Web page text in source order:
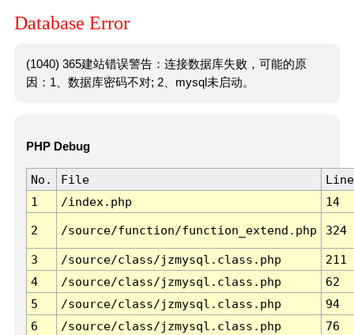
Database Error
(1040) 365建站错误警告：连接数据库失败，可能的原
因：1、数据库密码不对; 2、mysql未启动。
PHP Debug
No. File
Line
1
/index.php 14
2 /source/function/function_extend.php 324
3 /source/class/jzmysql.class.php
211
4
/source/class/jzmysql.class.php
62
5
/source/class/jzmysql.class.php
94
6
/source/class/jzmysql.class.php 76